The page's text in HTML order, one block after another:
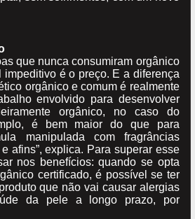
que nunca consumiram orgânico
é o preço. E a diferença
orgânico e comum é realmente
envolvido para desenvolver
orgânico, no caso do
é bem maior do que para
manipulada com fragrâncias
afins”, explica. Para superar esse
nos benefícios: quando se opta
certificado, é possível se ter
que não vai causar alergias
da pele a longo prazo, por